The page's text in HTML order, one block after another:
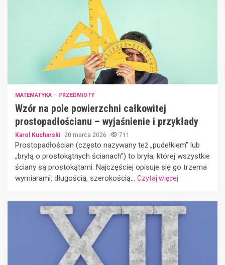
MATEMATYKA PRZEDMIOTY
Wzór na pole powierzchni całkowitej
prostopadłościanu – wyjaśnienie i przykłady
Karol Kucharski 20 marca 2026 711
Prostopadłościan (często nazywany też „pudełkiem” lub
„bryłą o prostokątnych ścianach”) to bryła, której wszystkie
ściany są prostokątami. Najczęściej opisuje się go trzema
wymiarami: długością, szerokością... Czytaj więcej